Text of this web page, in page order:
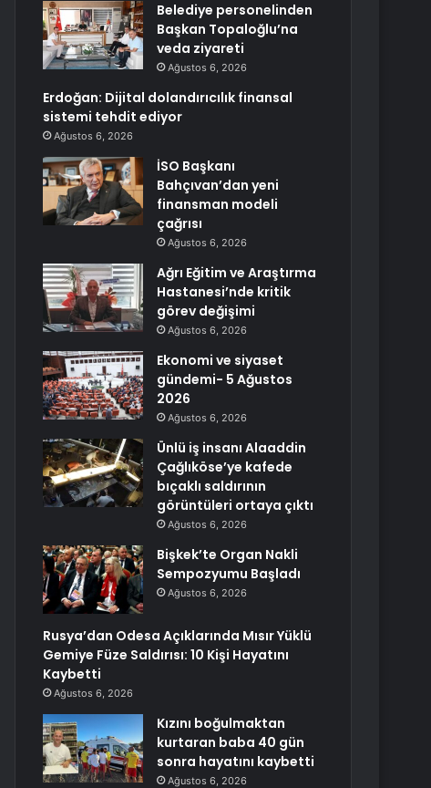
Belediye personelinden
Başkan Topaloğlu’na
veda ziyareti
Ağustos 6, 2026
Erdoğan: Dijital dolandırıcılık finansal
sistemi tehdit ediyor
Ağustos 6, 2026
İSO Başkanı
Bahçıvan’dan yeni
finansman modeli
çağrısı
Ağustos 6, 2026
Ağrı Eğitim ve Araştırma
Hastanesi’nde kritik
görev değişimi
Ağustos 6, 2026
Ekonomi ve siyaset
gündemi- 5 Ağustos
2026
Ağustos 6, 2026
Ünlü iş insanı Alaaddin
Çağlıköse’ye kafede
bıçaklı saldırının
görüntüleri ortaya çıktı
Ağustos 6, 2026
Bişkek’te Organ Nakli
Sempozyumu Başladı
Ağustos 6, 2026
Rusya’dan Odesa Açıklarında Mısır Yüklü
Gemiye Füze Saldırısı: 10 Kişi Hayatını
Kaybetti
Ağustos 6, 2026
Kızını boğulmaktan
kurtaran baba 40 gün
sonra hayatını kaybetti
Ağustos 6, 2026